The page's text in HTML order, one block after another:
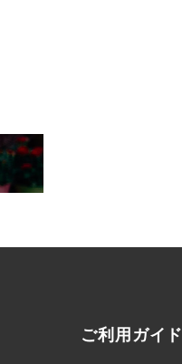
ご利用ガイド